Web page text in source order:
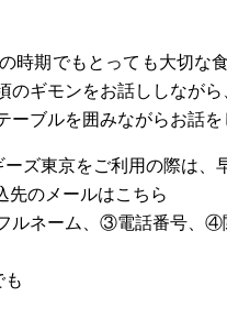
時期でもとっても大切
のギモンをお話ししなが
ブルを囲みながらお話を
東京をご利用の際は、
先のメールはこちら
ネーム、③電話番号、④